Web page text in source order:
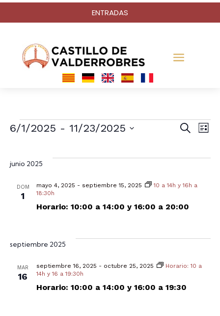
ENTRADAS
Eventos
de
y
de
Buscar
Lista
6/1/2025 - 11/23/2025
fecha.
junio 2025
DOM
1
Horario: 10:00 a 14:00 y 16:00 a 20:00
mayo 4, 2025 - septiembre 15, 2025
10 a 14h y 16h a
18:30h
septiembre 2025
MAR
16
Horario: 10:00 a 14:00 y 16:00 a 19:30
septiembre 16, 2025 - octubre 25, 2025
Horario: 10 a
14h y 16 a 19:30h